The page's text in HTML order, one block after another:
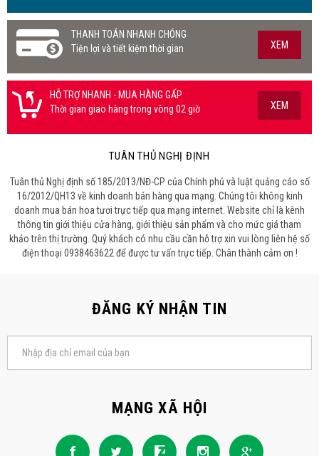
THANH TOÁN NHANH CHÓNG
Tiện lợi và tiết kiệm thời gian
XEM
HỖ TRỢ NHANH - MUA HÀNG GẤP
Thời gian giao hàng trong vòng 02 giờ
XEM
TUÂN THỦ NGHỊ ĐỊNH
Tuân thủ Nghị định số 185/2013/NĐ-CP của Chính phủ và luật quảng cáo số
16/2012/QH13 về kinh doanh bán hàng qua mạng. Chúng tôi không kinh
doanh mua bán hoa tươi trực tiếp qua mạng internet. Website chỉ là kênh
thông tin giới thiệu cửa hàng, giới thiệu sản phẩm và cho mức giá tham
khảo trên thị trường. Quý khách có nhu cầu cần hỗ trợ xin vui lòng liên hệ số
điện thoại 0938463622 để được tư vấn trực tiếp. Chân thành cảm ơn !
ĐĂNG KÝ NHẬN TIN
MẠNG XÃ HỘI